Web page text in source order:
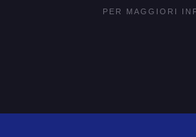
PER MAGGIORI